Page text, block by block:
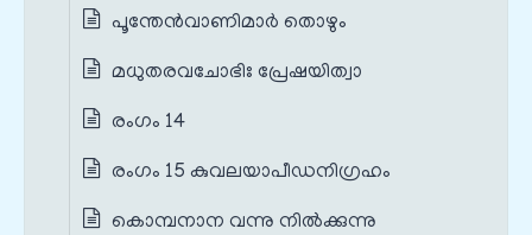
പൂന്തേൻവാണിമാർ തൊഴും
മധുതരവചോഭിഃ പ്രേഷയിത്വാ
രംഗം 14
രംഗം 15 കുവലയാപീഡനിഗ്രഹം
കൊമ്പനാന വന്നു നിൽക്കുന്നു